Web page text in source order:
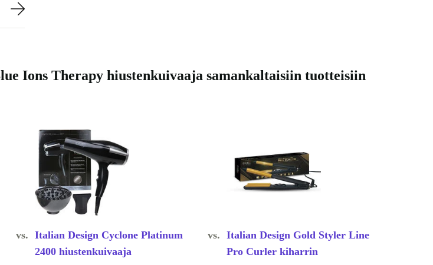
Ions Therapy hiustenkuivaaja samankaltaisiin tuotteisiin
vs. Italian Design Cyclone Platinum
2400 hiustenkuivaaja
vs. Italian Design Gold Styler Line
Pro Curler kiharrin